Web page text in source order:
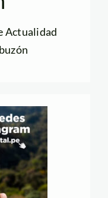
Actualidad